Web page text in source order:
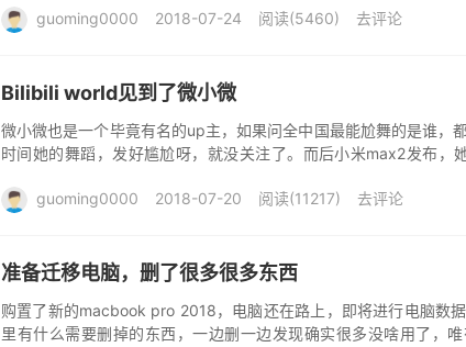
guoming0000 2018-07-24 阅读(5460) 去评论
Bilibili world见到了微小微
微小微也是一个毕竟有名的up主，如果问全中国最能尬舞的是谁，
时间她的舞蹈，发好尴尬呀，就没关注了。而后小米max2发布，
guoming0000 2018-07-20 阅读(11217) 去评论
准备迁移电脑，删了很多很多东西
购置了新的macbook pro 2018，电脑还在路上，即将进行电脑数
里有什么需要删掉的东西，一边删一边发现确实很多没啥用了，